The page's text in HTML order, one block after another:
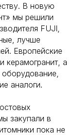
В новую
мы решили
FUJI,
лучше
Европейские
керамогранит, а
аналоги.
закупали в
пока не